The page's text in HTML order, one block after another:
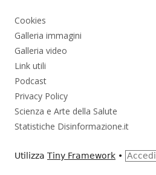
Cookies
Galleria immagini
Galleria video
Link utili
Podcast
Privacy Policy
Scienza e Arte della Salute
Statistiche Disinformazione.it
Utilizza Tiny Framework • Accedi